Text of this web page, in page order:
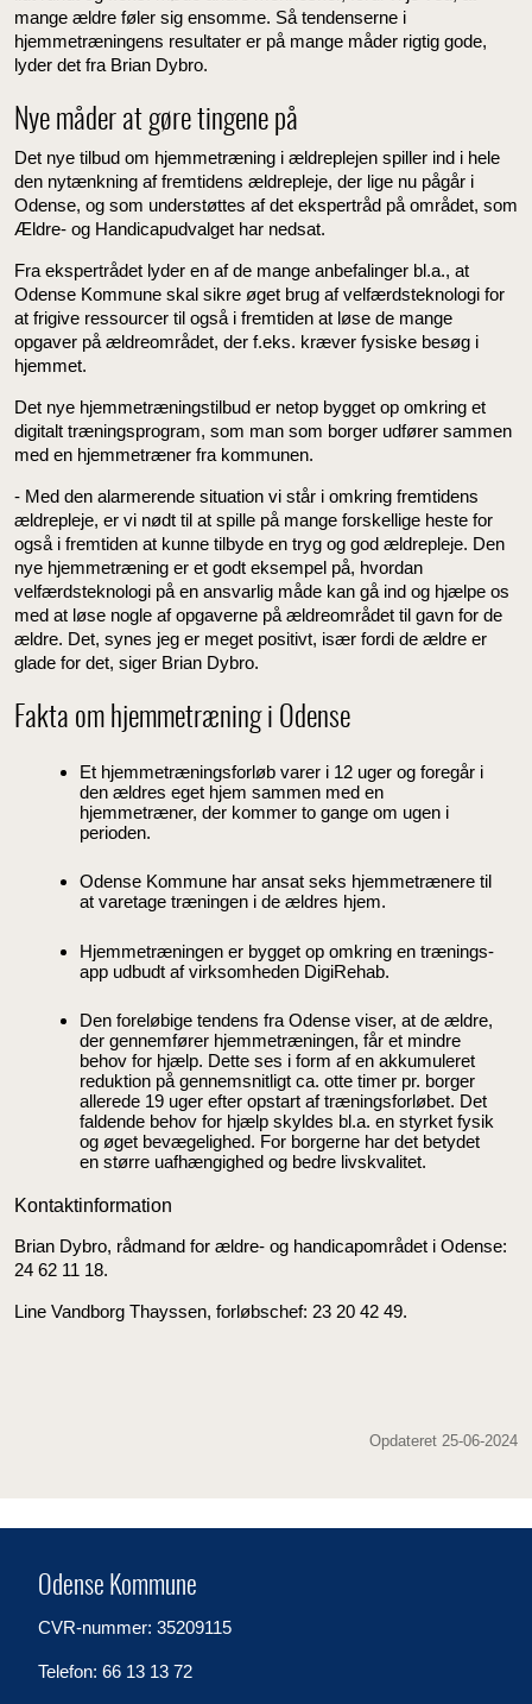
mange ældre føler sig ensomme. Så tendenserne i
hjemmetræningens resultater er på mange måder rigtig gode,
lyder det fra Brian Dybro.
Nye måder at gøre tingene på
Det nye tilbud om hjemmetræning i ældreplejen spiller ind i hele
den nytænkning af fremtidens ældrepleje, der lige nu pågår i
Odense, og som understøttes af det ekspertråd på området, som
Ældre- og Handicapudvalget har nedsat.
Fra ekspertrådet lyder en af de mange anbefalinger bl.a., at
Odense Kommune skal sikre øget brug af velfærdsteknologi for
at frigive ressourcer til også i fremtiden at løse de mange
opgaver på ældreområdet, der f.eks. kræver fysiske besøg i
hjemmet.
Det nye hjemmetræningstilbud er netop bygget op omkring et
digitalt træningsprogram, som man som borger udfører sammen
med en hjemmetræner fra kommunen.
- Med den alarmerende situation vi står i omkring fremtidens
ældrepleje, er vi nødt til at spille på mange forskellige heste for
også i fremtiden at kunne tilbyde en tryg og god ældrepleje. Den
nye hjemmetræning er et godt eksempel på, hvordan
velfærdsteknologi på en ansvarlig måde kan gå ind og hjælpe os
med at løse nogle af opgaverne på ældreområdet til gavn for de
ældre. Det, synes jeg er meget positivt, især fordi de ældre er
glade for det, siger Brian Dybro.
Fakta om hjemmetræning i Odense
Et hjemmetræningsforløb varer i 12 uger og foregår i
den ældres eget hjem sammen med en
hjemmetræner, der kommer to gange om ugen i
perioden.
Odense Kommune har ansat seks hjemmetrænere til
at varetage træningen i de ældres hjem.
Hjemmetræningen er bygget op omkring en trænings-
app udbudt af virksomheden DigiRehab.
Den foreløbige tendens fra Odense viser, at de ældre,
der gennemfører hjemmetræningen, får et mindre
behov for hjælp. Dette ses i form af en akkumuleret
reduktion på gennemsnitligt ca. otte timer pr. borger
allerede 19 uger efter opstart af træningsforløbet. Det
faldende behov for hjælp skyldes bl.a. en styrket fysik
og øget bevægelighed. For borgerne har det betydet
en større uafhængighed og bedre livskvalitet.
Kontaktinformation
Brian Dybro, rådmand for ældre- og handicapområdet i Odense:
24 62 11 18.
Line Vandborg Thayssen, forløbschef: 23 20 42 49.
Opdateret 25-06-2024
Odense Kommune
CVR-nummer: 35209115
Telefon: 66 13 13 72